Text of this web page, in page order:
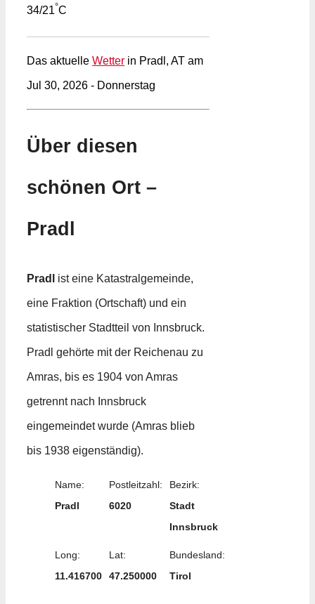
34/21°C
Das aktuelle Wetter in Pradl, AT am
Jul 30, 2026 - Donnerstag
Über diesen
schönen Ort –
Pradl
Pradl ist eine Katastralgemeinde,
eine Fraktion (Ortschaft) und ein
statistischer Stadtteil von Innsbruck.
Pradl gehörte mit der Reichenau zu
Amras, bis es 1904 von Amras
getrennt nach Innsbruck
eingemeindet wurde (Amras blieb
bis 1938 eigenständig).
Name:
Pradl
Postleitzahl:
6020
Bezirk:
Stadt
Innsbruck
Long:
11.416700
Lat:
47.250000
Bundesland:
Tirol